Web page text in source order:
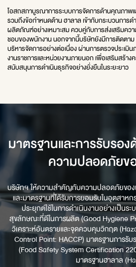
โอสถสภาบูรณาการระบบการจัดการด้านคุณภาพ
รวมถึงข้อกำหนดด้าน ฮาลาล เข้ากับกระบวนการด
ผลิตภัณฑ์อย่างเหมาะสม ควบคู่กับการส่งเสริมคว
ชอบของพนักงาน นอกจากนี้บริษัทยังมีการติดตาม
บริหารจัดการอย่างต่อเนื่อง ผ่านการตรวจประเมิ
งานราชการและหน่วยงานภายนอก เพื่อเสริมสร้าง
สนับสนุนการดำเนินธุรกิจอย่างยั่งยืนในระยะยาว
มาตรฐานและการรับรอ
ความปลอดภัยข
บริษัทฯ ให้ความสำคัญกับความปลอดภัยขอ
และมาตรฐานที่ได้รับการยอมรับในอุตสาหก
ประยุกต์ใช้ในการดำเนินงานอย่างเป็น
สุขลักษณะที่ดีในการผลิต (Good Hygiene
วิเคราะห์อันตรายและจุดควบคุมวิกฤต
Control Point: HACCP) มาตรฐานการรั
(Food Safety System Certification
มาตรฐานฮาลาล